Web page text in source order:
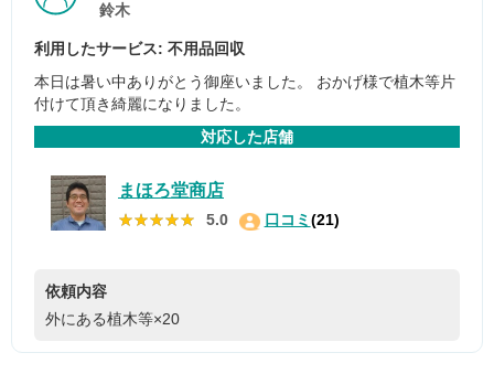
鈴木
利用したサービス: 不用品回収
本日は暑い中ありがとう御座いました。 おかげ様で植木等片
付けて頂き綺麗になりました。
対応した店舗
まほろ堂商店
★★★★★
★★★★★ 5.0 口コミ(21)
依頼内容
外にある植木等×20